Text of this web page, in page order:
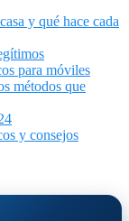
y qué hace cada
para móviles
métodos que
y consejos